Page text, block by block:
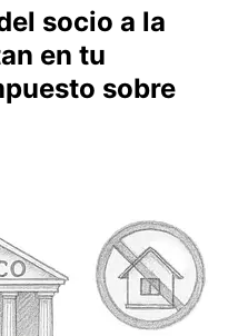
socio a la
en tu
sobre